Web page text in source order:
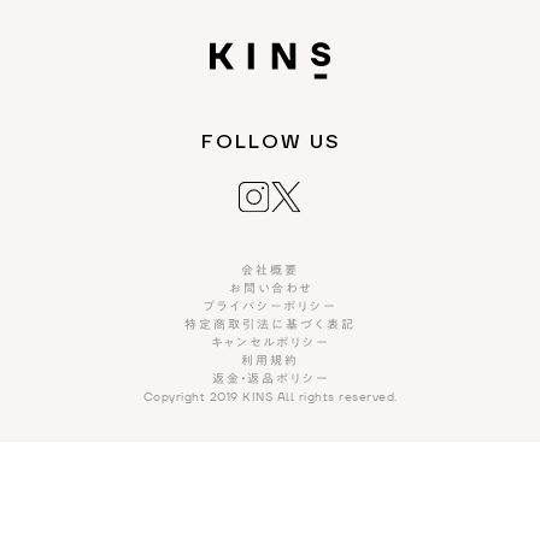
FOLLOW US
Copyright 2019 KINS All rights reserved.
会社概要
お問い合わせ
プライバシーポリシー
特定商取引法に基づく表記
キャンセルポリシー
利用規約
返金・返品ポリシー